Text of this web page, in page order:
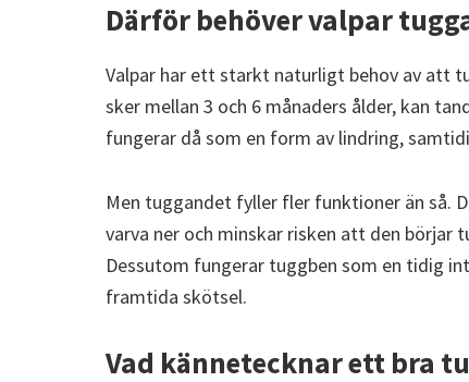
Därför behöver valpar
Valpar har ett starkt naturligt behov av att
sker mellan 3 och 6 månaders ålder, kan
fungerar då som en form av lindring,
Men tuggandet fyller fler funktioner än så.
varva ner och minskar risken att den börjar
Dessutom fungerar tuggben som en tidig
framtida skötsel.
Vad kännetecknar ett bra